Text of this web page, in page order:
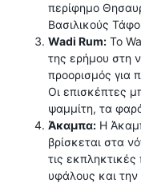
περίφημο
Βασιλικούς
Wadi Rum: Το
της ερήμου στη
προορισμός για
Οι επισκέπτες
ψαμμίτη, τα
Άκαμπα: Η
βρίσκεται στα
τις εκπληκτικές
υφάλους και